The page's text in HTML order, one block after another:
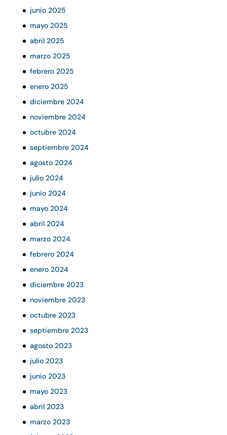
junio 2025
mayo 2025
abril 2025
marzo 2025
febrero 2025
enero 2025
diciembre 2024
noviembre 2024
octubre 2024
septiembre 2024
agosto 2024
julio 2024
junio 2024
mayo 2024
abril 2024
marzo 2024
febrero 2024
enero 2024
diciembre 2023
noviembre 2023
octubre 2023
septiembre 2023
agosto 2023
julio 2023
junio 2023
mayo 2023
abril 2023
marzo 2023